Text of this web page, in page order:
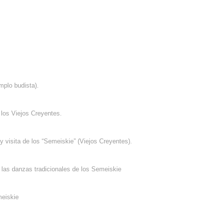
budista).
Viejos Creyentes.
visita de los “Semeiskie” (Viejos Creyentes).
danzas tradicionales de los Semeiskie